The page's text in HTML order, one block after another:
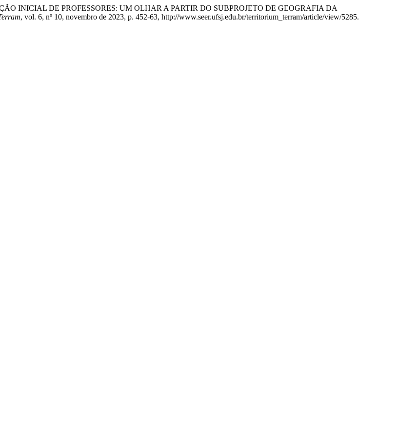
INICIAL DE PROFESSORES: UM OLHAR A PARTIR DO SUBPROJETO DE GEOGRAFIA DA
, vol. 6, nº 10, novembro de 2023, p. 452-63, http://www.seer.ufsj.edu.br/territorium_terram/article/view/5285.